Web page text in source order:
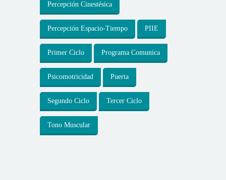
Percepción Cinestésica
Percepción Espacio-Tiempo PIIE
Primer Ciclo Programa Comunica
Psicomotricidad Puerta
Segundo Ciclo Tercer Ciclo
Tono Muscular